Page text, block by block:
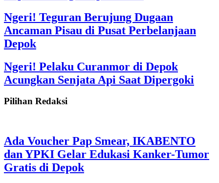
Ngeri! Teguran Berujung Dugaan
Ancaman Pisau di Pusat Perbelanjaan
Depok
Ngeri! Pelaku Curanmor di Depok
Acungkan Senjata Api Saat Dipergoki
Pilihan Redaksi
Ada Voucher Pap Smear, IKABENTO
dan YPKI Gelar Edukasi Kanker-Tumor
Gratis di Depok